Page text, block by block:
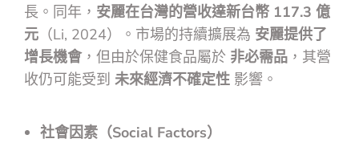
長。同年， 安麗在台灣的營收達新台幣 117.3 億
元 （Li, 2024）。市場的持續擴展為 安麗提供了
增長機會，但由於保健食品屬於 非必需品 ，其營
收仍可能受到 未來經濟不確定性 影響。
社會因素（Social Factors）